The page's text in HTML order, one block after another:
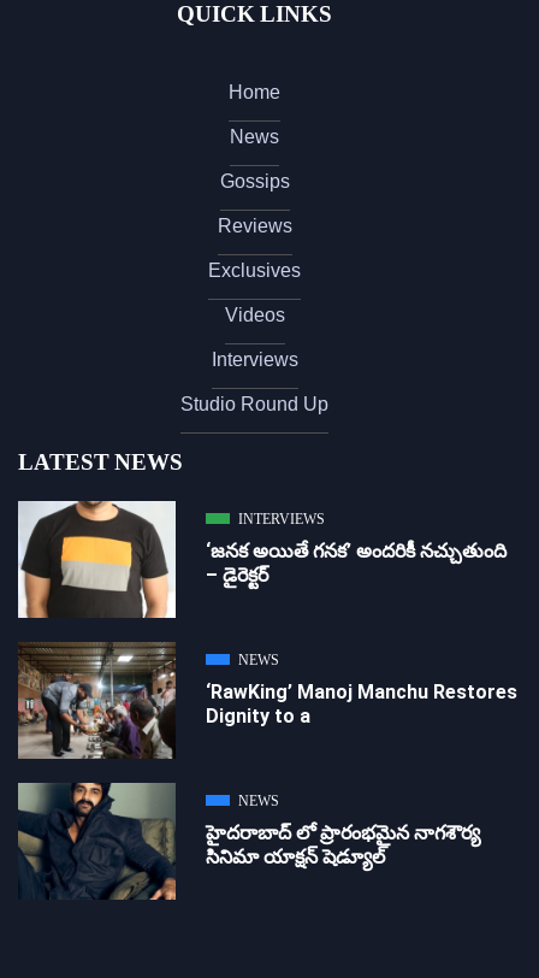
QUICK LINKS
Home
News
Gossips
Reviews
Exclusives
Videos
Interviews
Studio Round Up
LATEST NEWS
INTERVIEWS
‘జ‌న‌క అయితే గ‌న‌క‌’ అందరికీ నచ్చుతుంది
– డైరెక్ట‌ర్
NEWS
‘RawKing’ Manoj Manchu Restores
Dignity to a
NEWS
హైదరాబాద్ లో ప్రారంభమైన నాగశౌర్య
సినిమా యాక్షన్ షెడ్యూల్